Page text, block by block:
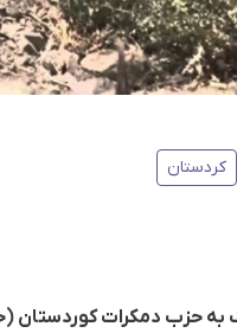
کردستان
حزب دمکرات کوردستان